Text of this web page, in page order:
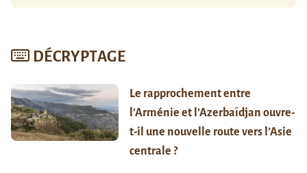
DÉCRYPTAGE
Le rapprochement entre
l’Arménie et l’Azerbaïdjan ouvre-
t-il une nouvelle route vers l’Asie
centrale ?